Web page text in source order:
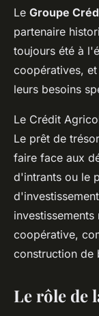
Le Groupe
partenaire
toujours été à
coopératives,
leurs besoins
Le Crédit
Le prêt de
faire face aux
d'intrants ou le
coopérative,
construction de
Le rôle de